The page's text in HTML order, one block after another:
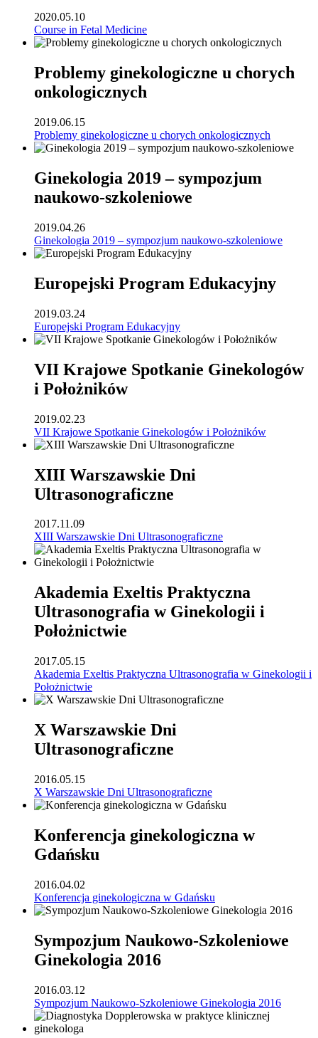
2020.05.10
Course in Fetal Medicine
Problemy ginekologiczne u chorych
onkologicznych
2019.06.15
Problemy ginekologiczne u chorych onkologicznych
Ginekologia 2019 – sympozjum
naukowo-szkoleniowe
2019.04.26
Ginekologia 2019 – sympozjum naukowo-szkoleniowe
Europejski Program Edukacyjny
2019.03.24
Europejski Program Edukacyjny
VII Krajowe Spotkanie Ginekologów
i Położników
2019.02.23
VII Krajowe Spotkanie Ginekologów i Położników
XIII Warszawskie Dni
Ultrasonograficzne
2017.11.09
XIII Warszawskie Dni Ultrasonograficzne
Akademia Exeltis Praktyczna
Ultrasonografia w Ginekologii i
Położnictwie
2017.05.15
Akademia Exeltis Praktyczna Ultrasonografia w Ginekologii i
Położnictwie
X Warszawskie Dni
Ultrasonograficzne
2016.05.15
X Warszawskie Dni Ultrasonograficzne
Konferencja ginekologiczna w
Gdańsku
2016.04.02
Konferencja ginekologiczna w Gdańsku
Sympozjum Naukowo-Szkoleniowe
Ginekologia 2016
2016.03.12
Sympozjum Naukowo-Szkoleniowe Ginekologia 2016